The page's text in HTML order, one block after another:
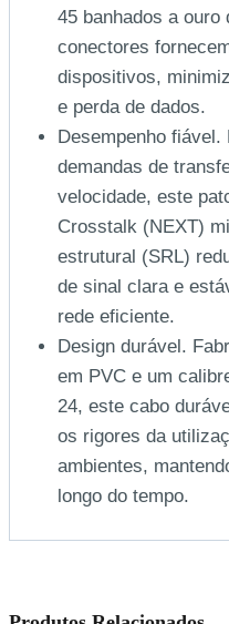
45 banhados a ouro
conectores
dispositivos,
e perda de dados.
Desempenho
demandas de
velocidade, este
Crosstalk (NEXT)
estrutural (SRL)
de sinal clara e
rede eficiente.
Design durável.
em PVC e um
24, este cabo
os rigores da
ambientes,
longo do tempo.